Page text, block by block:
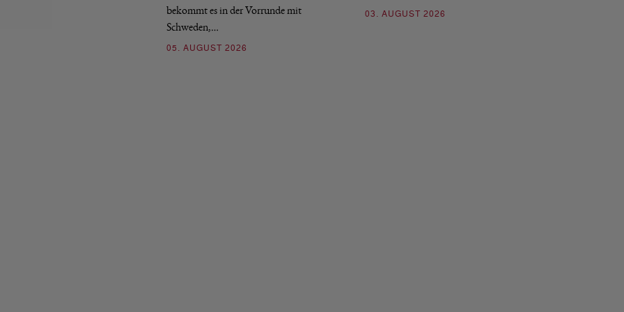
bekommt es in der Vorrunde mit
Schweden,…
05. AUGUST 2026
03. AUGUST 2026